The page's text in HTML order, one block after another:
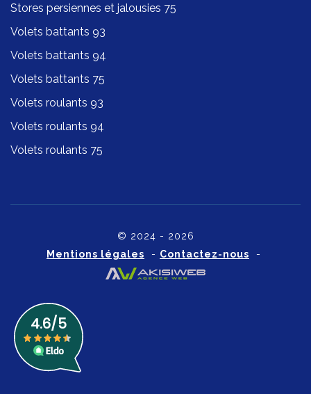
Stores persiennes et jalousies 75
Volets battants 93
Volets battants 94
Volets battants 75
Volets roulants 93
Volets roulants 94
Volets roulants 75
© 2024 - 2026
Mentions légales - Contactez-nous -